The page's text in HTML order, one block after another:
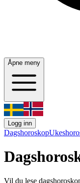
Åpne meny
Logg inn
Dagshoroskop
Vil du lese